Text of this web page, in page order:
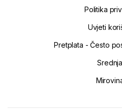
Politika
Uvjeti
Pretplata - Često